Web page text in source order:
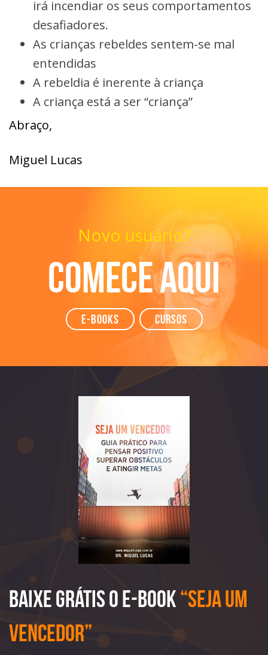
irá incendiar os seus comportamentos
desafiadores.
As crianças rebeldes sentem-se mal
entendidas
A rebeldia é inerente à criança
A criança está a ser “criança”
Abraço,
Miguel Lucas
Novo usuário?
Comece aqui
e-books Cursos
Baixe Grátis o e-book“Seja Um
Vencedor”